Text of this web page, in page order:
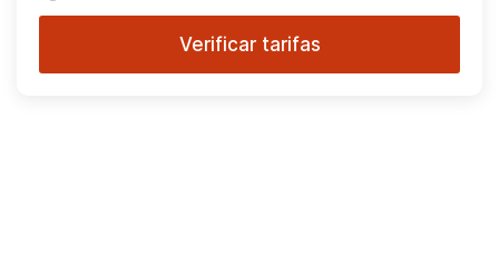
Verificar tarifas